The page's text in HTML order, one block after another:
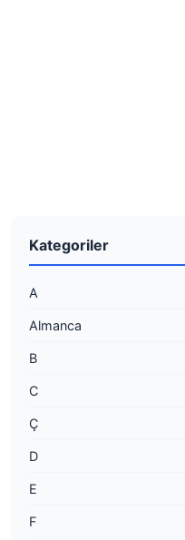
Kategoriler
A
Almanca
B
C
Ç
D
E
F